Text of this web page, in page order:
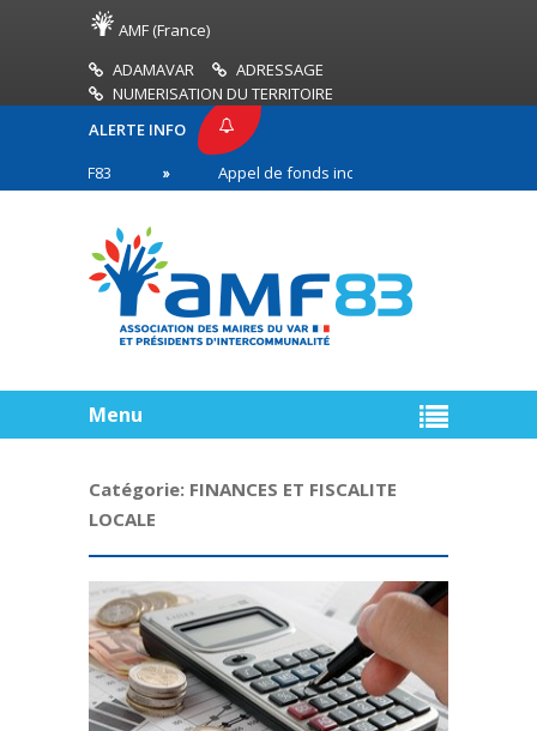
AMF (France)
ADAMAVAR
ADRESSAGE
NUMERISATION DU TERRITOIRE
ALERTE INFO
Appel de fonds incendies de forêt
ligne
Menu
Catégorie: FINANCES ET FISCALITE
LOCALE